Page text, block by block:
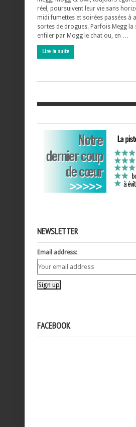
réel, poursuivent leur vie sans
midi fumettes et soirées passées à
sortes de drogues. Parfois Megg la
enfiler par Mogg le chat ou, en …
Lire la suite
NEWSLETTER
Email address:
FACEBOOK